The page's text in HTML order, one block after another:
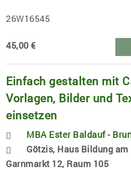
26W16545
45,00 €
Einfach gestalten mit
Vorlagen, Bilder und
einsetzen
MBA Ester Baldauf -
Götzis, Haus Bildung
Garnmarkt 12, Raum 105